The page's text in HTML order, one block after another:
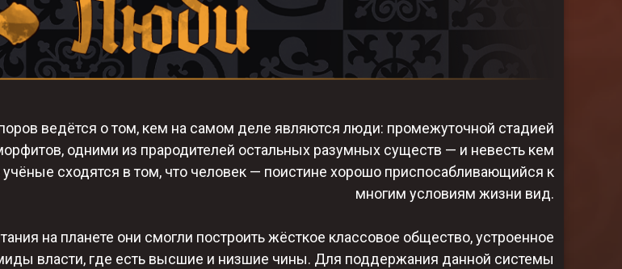
ведётся о том, кем на самом деле являются люди: промежуточной стадией
одними из прародителей остальных разумных существ — и невесть кем
сходятся в том, что человек — поистине хорошо приспосабливающийся к
многим условиям жизни вид.
на планете они смогли построить жёсткое классовое общество, устроенное
власти, где есть высшие и низшие чины. Для поддержания данной системы